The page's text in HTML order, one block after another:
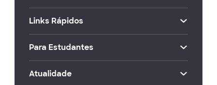
Links Rápidos
Para Estudantes
Atualidade